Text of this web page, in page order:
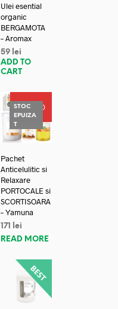
Ulei esential
organic
BERGAMOTA
– Aromax
59 lei
ADD TO
CART
PROMO
STOC
EPUIZA
T
Pachet
Anticelulitic si
Relaxare
PORTOCALE si
SCORTISOARA
– Yamuna
171
lei
READ MORE